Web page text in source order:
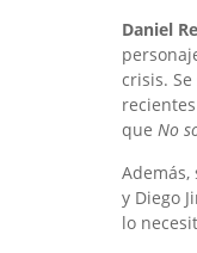
Daniel
crisis.
que No
y Diego
lo